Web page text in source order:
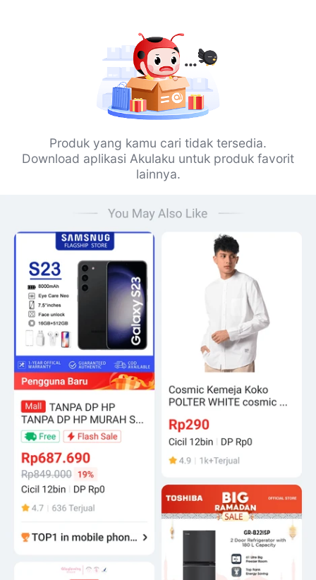
Produk yang kamu cari tidak tersedia.
Download aplikasi Akulaku untuk produk favorit
lainnya.